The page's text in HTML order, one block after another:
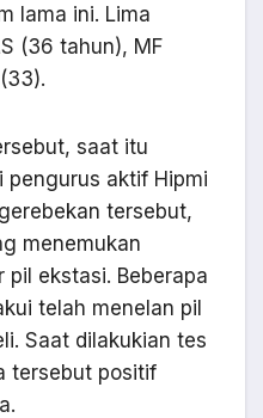
lama ini. Lima
(36 tahun), MF
saat itu
aktif Hipmi
tersebut,
menemukan
ekstasi. Beberapa
telah menelan pil
Saat dilakukian tes
tersebut positif